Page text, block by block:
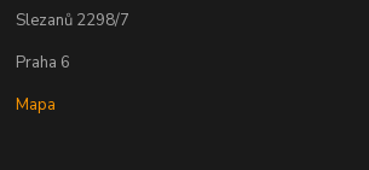
Slezanů 2298/7
Praha 6
Mapa